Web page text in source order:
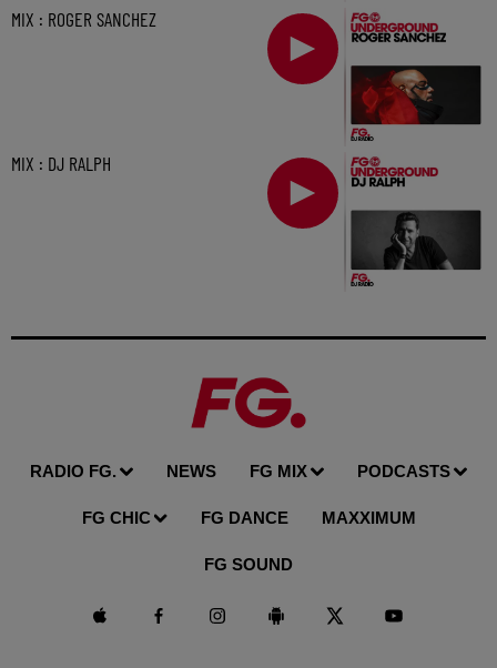
MIX : ROGER SANCHEZ
MIX : DJ RALPH
RADIO FG. NEWS FG MIX PODCASTS
FG CHIC FG DANCE MAXXIMUM
FG SOUND